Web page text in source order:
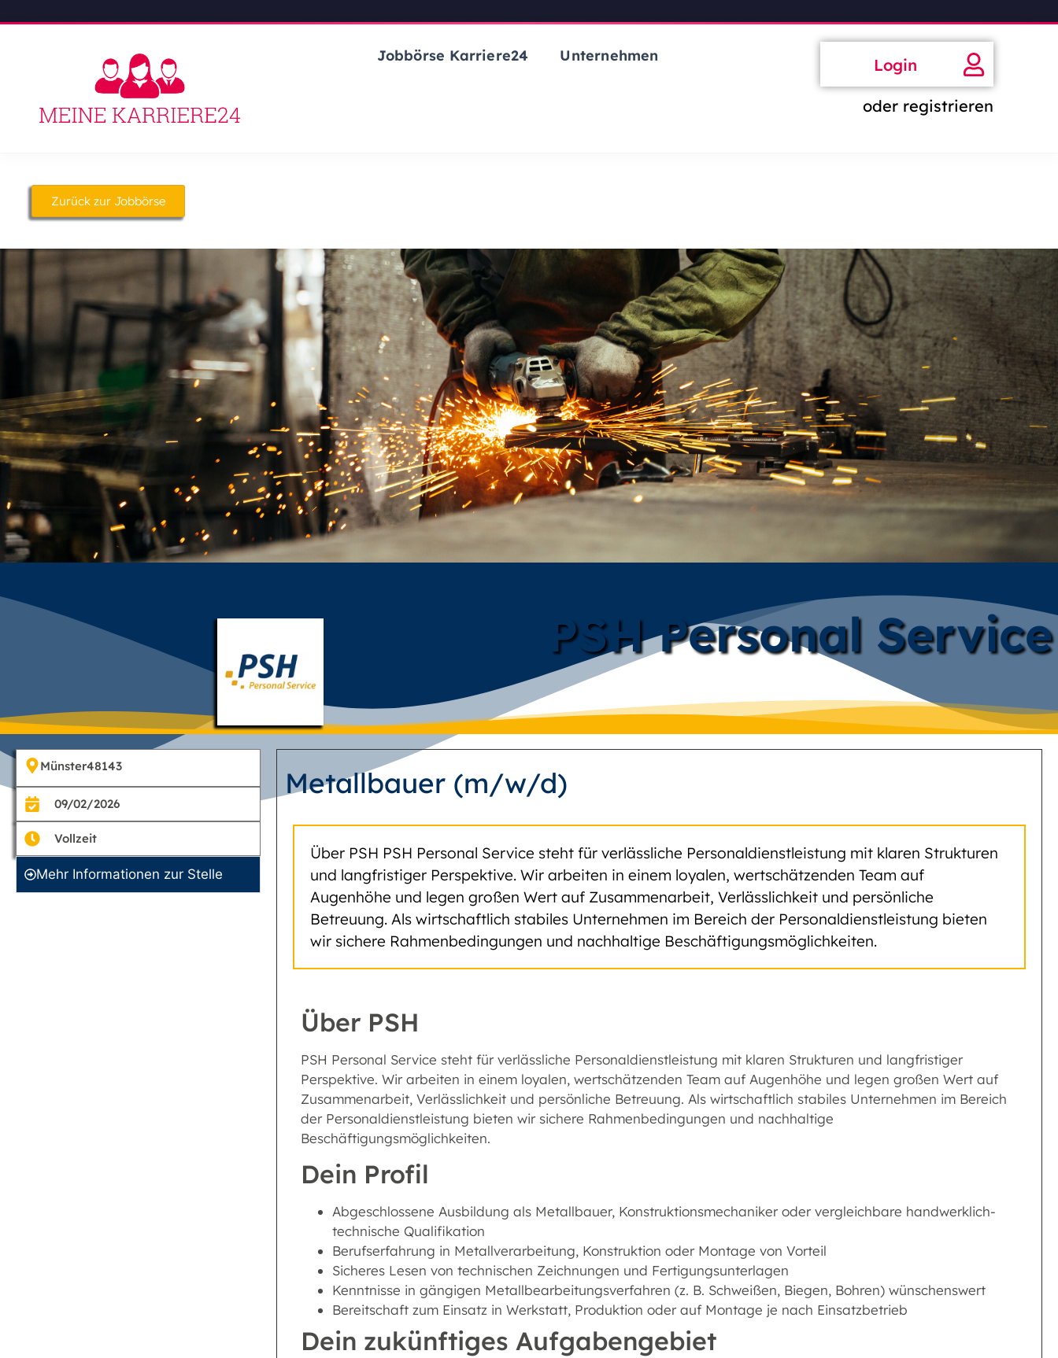
Jobbörse Karriere24 Unternehmen Login
oder registrieren
Zurück zur Jobbörse
PSH Personal Service
Münster48143
09/02/2026
Vollzeit
Mehr Informationen zur Stelle
Metallbauer (m/w/d)
Über PSH PSH Personal Service steht für verlässliche Personaldienstleistung mit klaren Strukturen
und langfristiger Perspektive. Wir arbeiten in einem loyalen, wertschätzenden Team auf
Augenhöhe und legen großen Wert auf Zusammenarbeit, Verlässlichkeit und persönliche
Betreuung. Als wirtschaftlich stabiles Unternehmen im Bereich der Personaldienstleistung bieten
wir sichere Rahmenbedingungen und nachhaltige Beschäftigungsmöglichkeiten.
Über PSH
PSH Personal Service steht für verlässliche Personaldienstleistung mit klaren Strukturen und langfristiger
Perspektive. Wir arbeiten in einem loyalen, wertschätzenden Team auf Augenhöhe und legen großen Wert auf
Zusammenarbeit, Verlässlichkeit und persönliche Betreuung. Als wirtschaftlich stabiles Unternehmen im Bereich
der Personaldienstleistung bieten wir sichere Rahmenbedingungen und nachhaltige
Beschäftigungsmöglichkeiten.
Dein Profil
Abgeschlossene Ausbildung als Metallbauer, Konstruktionsmechaniker oder vergleichbare handwerklich-
technische Qualifikation
Berufserfahrung in Metallverarbeitung, Konstruktion oder Montage von Vorteil
Sicheres Lesen von technischen Zeichnungen und Fertigungsunterlagen
Kenntnisse in gängigen Metallbearbeitungsverfahren (z. B. Schweißen, Biegen, Bohren) wünschenswert
Bereitschaft zum Einsatz in Werkstatt, Produktion oder auf Montage je nach Einsatzbetrieb
Dein zukünftiges Aufgabengebiet